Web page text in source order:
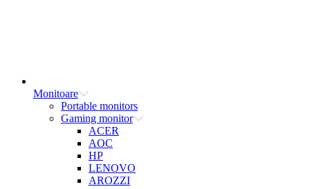
Monitoare
Portable monitors
Gaming monitor
ACER
AOC
HP
LENOVO
AROZZI